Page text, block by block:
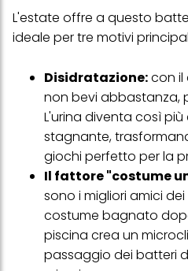
L'estate offre a questo
ideale per tre motivi
Disidratazione:con il
non bevi abbastanza,
L'urina diventa così
stagnante,
giochi perfetto per la
Il fattore "costume
sono i migliori amici
costume bagnato
piscina crea un
passaggio dei batteri